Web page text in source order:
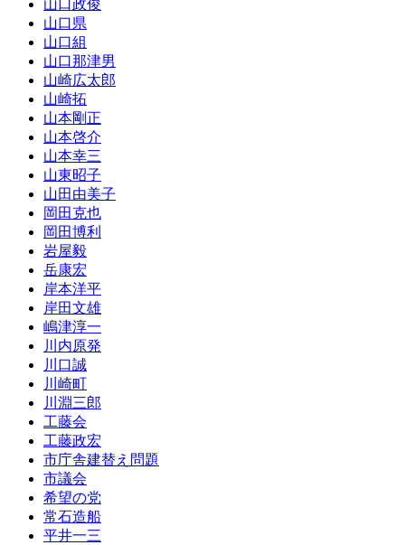
山口政俊
山口県
山口組
山口那津男
山崎広太郎
山崎拓
山本剛正
山本啓介
山本幸三
山東昭子
山田由美子
岡田克也
岡田博利
岩屋毅
岳康宏
岸本洋平
岸田文雄
嶋津淳一
川内原発
川口誠
川崎町
川淵三郎
工藤会
工藤政宏
市庁舎建替え問題
市議会
希望の党
常石造船
平井一三